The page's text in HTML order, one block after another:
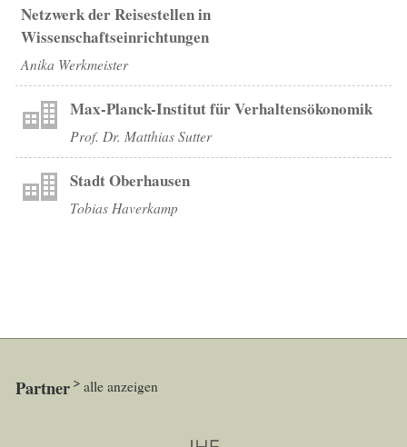
Netzwerk der Reisestellen in
Wissenschaftseinrichtungen
Anika Werkmeister
Max-Planck-Institut für Verhaltensökonomik
Prof. Dr. Matthias Sutter
Stadt Oberhausen
Tobias Haverkamp
Partner alle anzeigen